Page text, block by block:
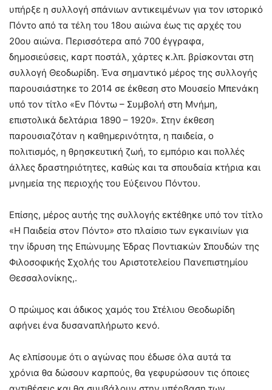
υπήρξε η συλλογή σπάνιων αντικειμένων για τον ιστορικό
Πόντο από τα τέλη του 18ου αιώνα έως τις αρχές του
20ου αιώνα. Περισσότερα από 700 έγγραφα,
δημοσιεύσεις, καρτ ποστάλ, χάρτες κ.λπ. βρίσκονται στη
συλλογή Θεοδωρίδη. Ένα σημαντικό μέρος της συλλογής
παρουσιάστηκε το 2014 σε έκθεση στο Μουσείο Μπενάκη
υπό τον τίτλο «Εν Πόντω – Συμβολή στη Μνήμη,
επιστολικά δελτάρια 1890 – 1920». Στην έκθεση
παρουσιαζόταν η καθημερινότητα, η παιδεία, ο
πολιτισμός, η θρησκευτική ζωή, το εμπόριο και πολλές
άλλες δραστηριότητες, καθώς και τα σπουδαία κτήρια και
μνημεία της περιοχής του Εύξεινου Πόντου.
Επίσης, μέρος αυτής της συλλογής εκτέθηκε υπό τον τίτλο
«Η Παιδεία στον Πόντο» στο πλαίσιο των εγκαινίων για
την ίδρυση της Επώνυμης Έδρας Ποντιακών Σπουδών της
Φιλοσοφικής Σχολής του Αριστοτελείου Πανεπιστημίου
Θεσσαλονίκης,.
Ο πρώιμος και άδικος χαμός του Στέλιου Θεοδωρίδη
αφήνει ένα δυσαναπλήρωτο κενό.
Ας ελπίσουμε ότι ο αγώνας που έδωσε όλα αυτά τα
χρόνια θα δώσουν καρπούς, θα γεφυρώσουν τις όποιες